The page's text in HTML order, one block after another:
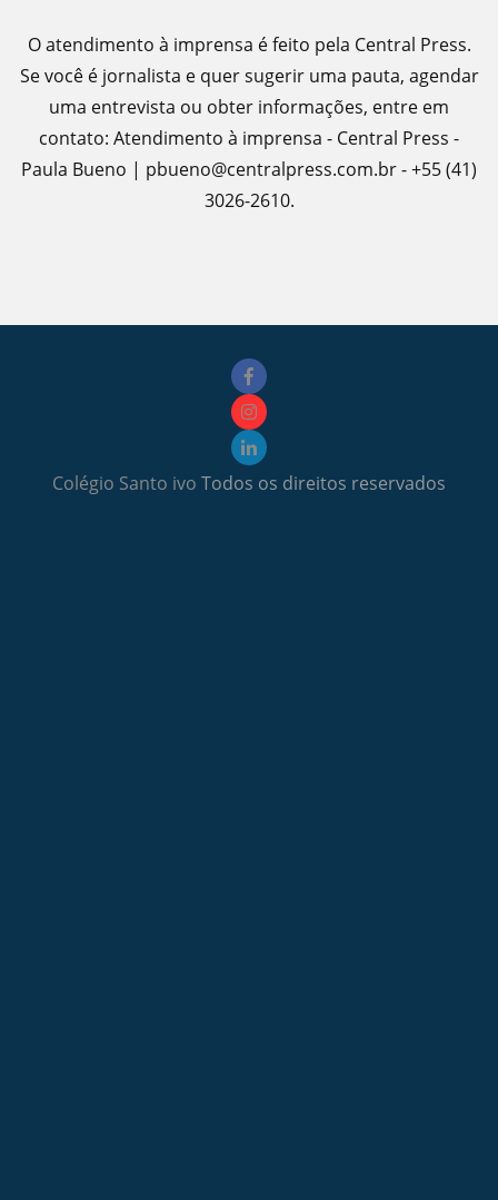
O atendimento à imprensa é feito pela Central Press.
Se você é jornalista e quer sugerir uma pauta, agendar
uma entrevista ou obter informações, entre em
contato: Atendimento à imprensa - Central Press -
Paula Bueno | pbueno@centralpress.com.br - +55 (41)
3026-2610.
Colégio Santo ivo Todos os direitos reservados